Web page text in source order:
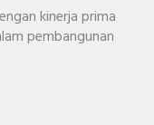
kinerja prima
pembangunan